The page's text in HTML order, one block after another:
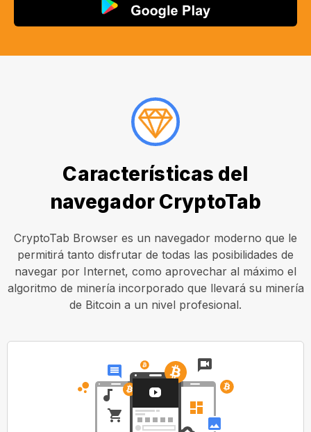
Características del
navegador CryptoTab
CryptoTab Browser es un navegador moderno que le
permitirá tanto disfrutar de todas las posibilidades de
navegar por Internet, como aprovechar al máximo el
algoritmo de minería incorporado que llevará su minería
de Bitcoin a un nivel profesional.